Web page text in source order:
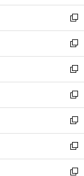
ウ
で
開
く
ン
ド
ウ
で
開
く
新
し
い
ウ
ィ
ン
ド
ウ
で
開
く
新
し
い
ウ
ィ
ン
ド
ウ
で
開
く
新
し
い
ウ
ィ
ン
ド
ウ
で
新
し
い
ウ
ィ
ン
ド
新
し
い
ウ
ィ
新
し
い